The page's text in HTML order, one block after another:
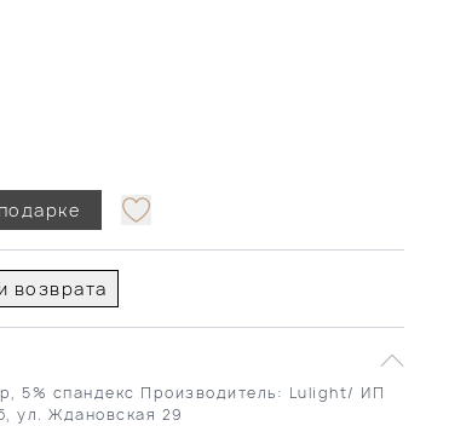
возврата
5% спандекс Производитель: Lulight/ ИП
ул. Ждановская 29